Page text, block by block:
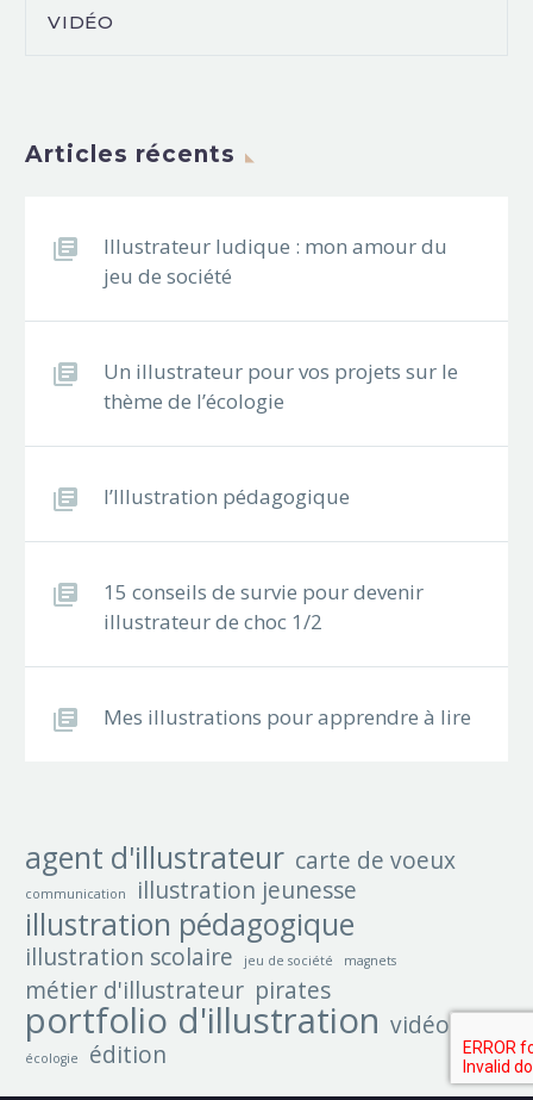
VIDÉO
Articles récents
Illustrateur ludique : mon amour du
jeu de société
Un illustrateur pour vos projets sur le
thème de l’écologie
l’Illustration pédagogique
15 conseils de survie pour devenir
illustrateur de choc 1/2
Mes illustrations pour apprendre à lire
agent d'illustrateur carte de voeux
communication illustration jeunesse
illustration pédagogique
illustration scolaire jeu de société magnets
métier d'illustrateur pirates
portfolio d'illustration vidéo
écologie édition